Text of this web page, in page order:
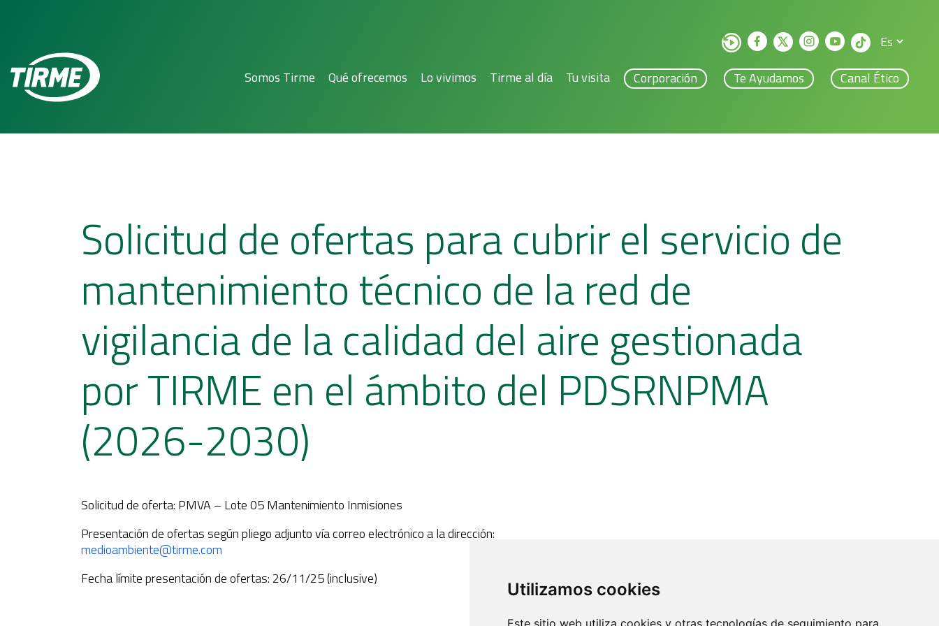
Utilizamos cookies
Este sitio web utiliza cookies y otras tecnologías de seguimiento para
Somos Tirme Qué ofrecemos Lo vivimos Tirme al día Tu visita Corporación Te Ayudamos Canal Ético
Solicitud de ofertas para cubrir el servicio de
mantenimiento técnico de la red de
vigilancia de la calidad del aire gestionada
por TIRME en el ámbito del PDSRNPMA
(2026-2030)
Solicitud de oferta: PMVA – Lote 05 Mantenimiento Inmisiones
Presentación de ofertas según pliego adjunto vía correo electrónico a la dirección:
medioambiente@tirme.com
Fecha límite presentación de ofertas: 26/11/25 (inclusive)